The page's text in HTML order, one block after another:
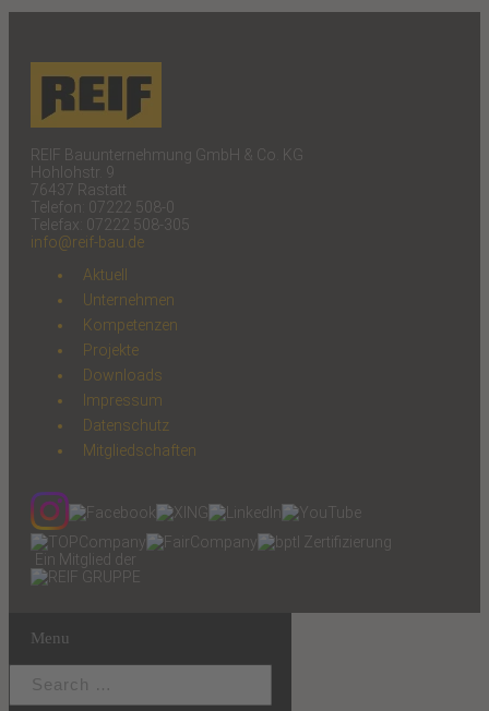
REIF Bauunternehmung GmbH & Co. KG
Hohlohstr. 9
76437 Rastatt
Telefon: 07222 508-0
Telefax: 07222 508-305
info@reif-bau.de
Aktuell
Unternehmen
Kompetenzen
Projekte
Downloads
Impressum
Datenschutz
Mitgliedschaften
Ein Mitglied der
Menu